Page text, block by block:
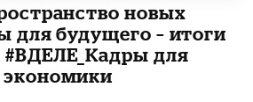
новых
для будущего – итоги
для